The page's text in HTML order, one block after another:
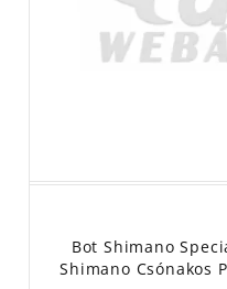
Bot Shimano
Shimano Csónakos